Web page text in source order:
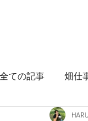
全ての記事 畑仕